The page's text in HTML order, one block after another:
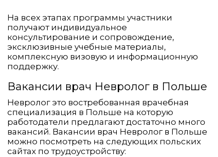
На всех этапах программы участники
получают индивидуальное
консультирование и сопровождение,
эксклюзивные учебные материалы,
комплексную визовую и информационную
поддержку.
Вакансии врач Невролог в Польше
Невролог это востребованная врачебная
специализация в Польше на которую
работодатели предлагают достаточно много
вакансий. Вакансии врач Невролог в Польше
можно посмотреть на следующих польских
сайтах по трудоустройству: